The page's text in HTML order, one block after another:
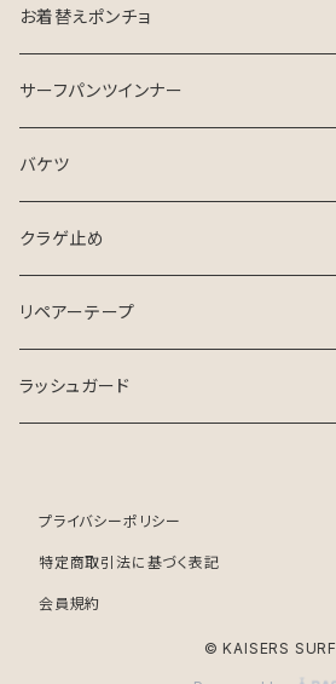
お着替えポンチョ
サーフパンツインナー
バケツ
クラゲ止め
リペアーテープ
ラッシュガード
プライバシーポリシー
特定商取引法に基づく表記
会員規約
© KAISERS SURF